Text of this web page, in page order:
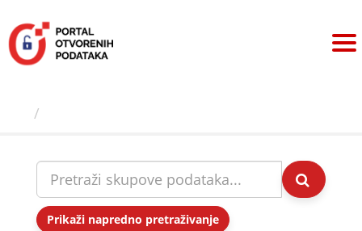
sadržaj
Prikaži napredno pretraživanje